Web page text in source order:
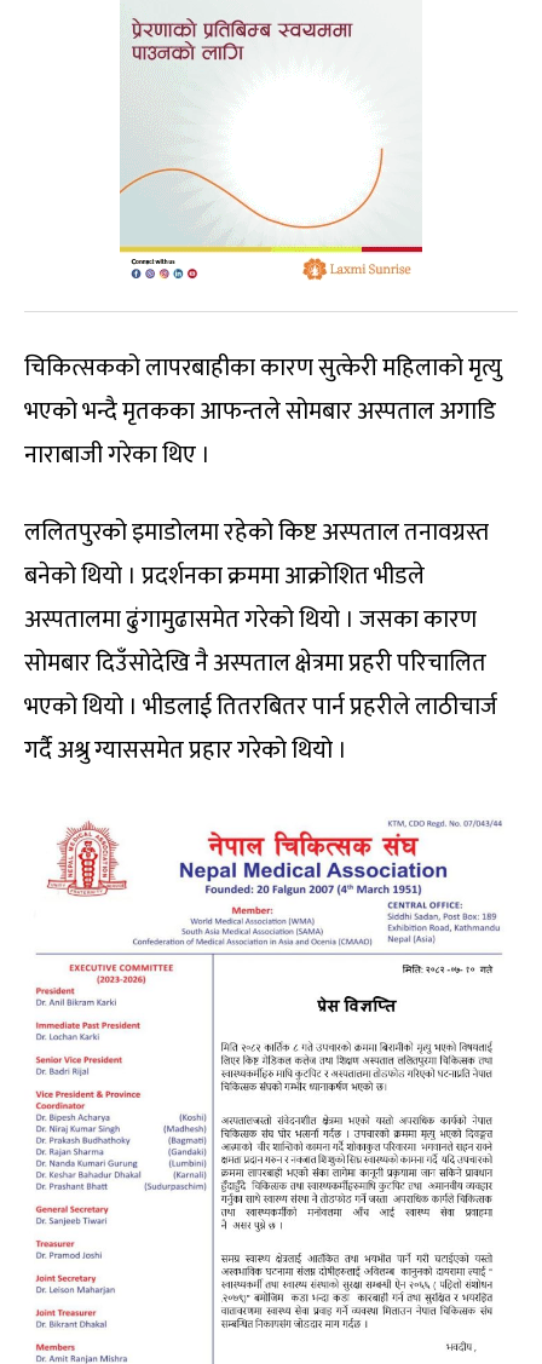
चिकित्सकको लापरबाहीका कारण सुत्केरी महिलाको मृत्यु
भएको भन्दै मृतकका आफन्तले सोमबार अस्पताल अगाडि
नाराबाजी गरेका थिए ।
ललितपुरको इमाडोलमा रहेको किष्ट अस्पताल तनावग्रस्त
बनेको थियो । प्रदर्शनका क्रममा आक्रोशित भीडले
अस्पतालमा ढुंगामुढासमेत गरेको थियो । जसका कारण
सोमबार दिउँसोदेखि नै अस्पताल क्षेत्रमा प्रहरी परिचालित
भएको थियो । भीडलाई तितरबितर पार्न प्रहरीले लाठीचार्ज
गर्दै अश्रु ग्याससमेत प्रहार गरेको थियो ।